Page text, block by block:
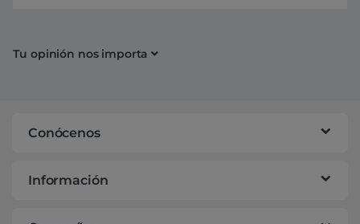
Tu opinión nos importa
Conócenos
Información